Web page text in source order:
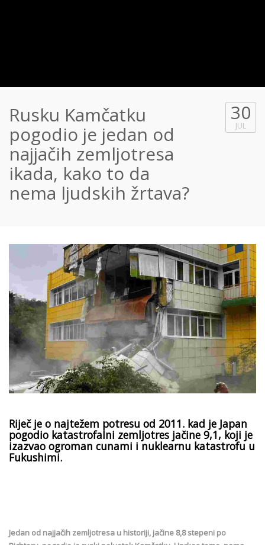
Rusku Kamčatku
pogodio je jedan od
najjačih zemljotresa
ikada, kako to da
nema ljudskih žrtava?
30
JUL
Riječ je o najtežem potresu od 2011. kad je Japan
pogodio katastrofalni zemljotres jačine 9,1, koji je
izazvao ogroman cunami i nuklearnu katastrofu u
Fukushimi.
Jedan od najjačih zemljotresa u historiji, jačine 8,8 stepeni po